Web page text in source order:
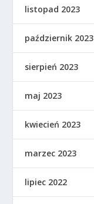
listopad 2023
październik 2023
sierpień 2023
maj 2023
kwiecień 2023
marzec 2023
lipiec 2022